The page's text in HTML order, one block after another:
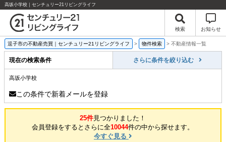
高坂小学校｜センチュリー21リビングライフ
検索 お知らせ
逗子市の不動産売買｜センチュリー21リビングライフ > 物件検索 > 不動産情報一覧
現在の検索条件 さらに条件を絞り込む
高坂小学校
この条件で新着メールを登録
25件見つかりました！
会員登録をするとさらに全10044件の中から探せます。
今すぐ見る